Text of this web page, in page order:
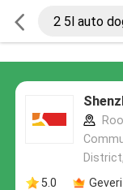
5.0